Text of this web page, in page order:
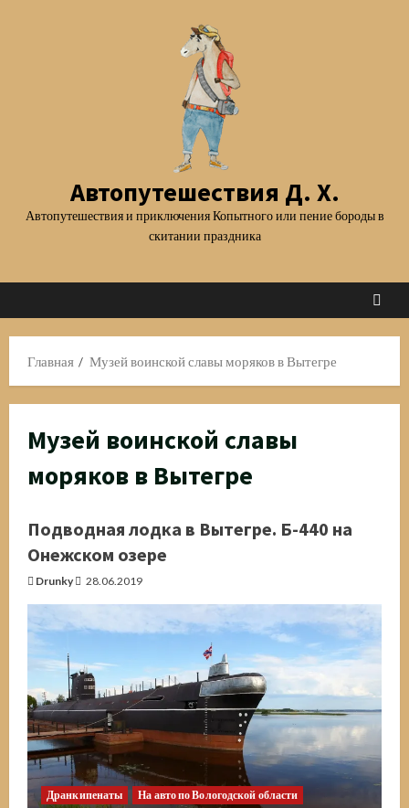
Автопутешествия Д. Х.
Автопутешествия и приключения Копытного или пение бороды в
скитании праздника
Главная Музей воинской славы моряков в Вытегре
Музей воинской славы
моряков в Вытегре
Подводная лодка в Вытегре. Б-440 на
Онежском озере
Drunky 28.06.2019
Дранкипенаты
На авто по Вологодской области